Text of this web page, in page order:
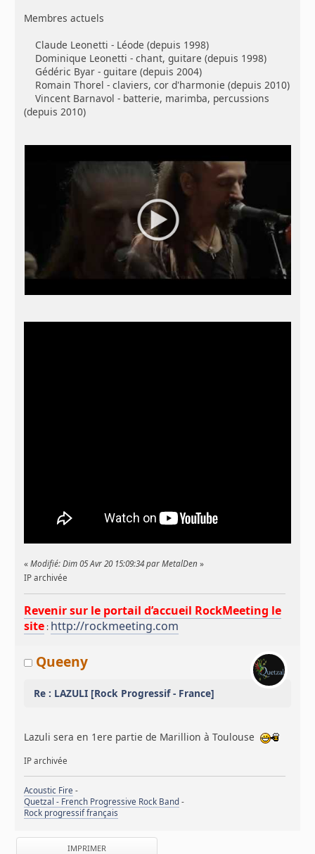
Membres actuels
Claude Leonetti - Léode (depuis 1998)
Dominique Leonetti - chant, guitare (depuis 1998)
Gédéric Byar - guitare (depuis 2004)
Romain Thorel - claviers, cor d'harmonie (depuis 2010)
Vincent Barnavol - batterie, marimba, percussions
(depuis 2010)
«Modifié: Dim 05 Avr 20 15:09:34 par MetalDen »
IP archivée
Revenir sur le portail d’accueil RockMeeting le
site : http://rockmeeting.com
Queeny
Re : LAZULI [Rock Progressif - France]
Lazuli sera en 1ere partie de Marillion à Toulouse
IP archivée
Acoustic Fire -
Quetzal - French Progressive Rock Band -
Rock progressif français
IMPRIMER